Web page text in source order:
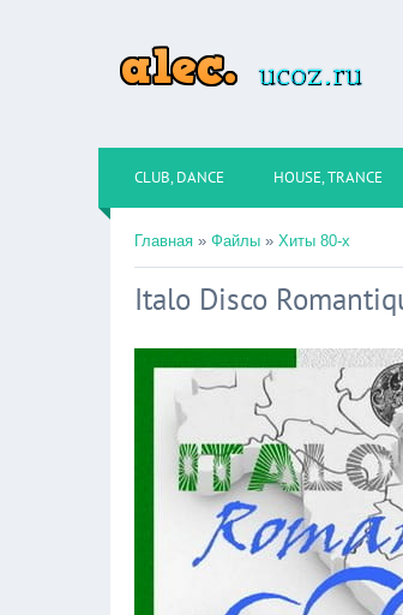
CLUB, DANCE HOUSE, TRANCE
Главная » Файлы » Хиты 80-х
Italo Disco